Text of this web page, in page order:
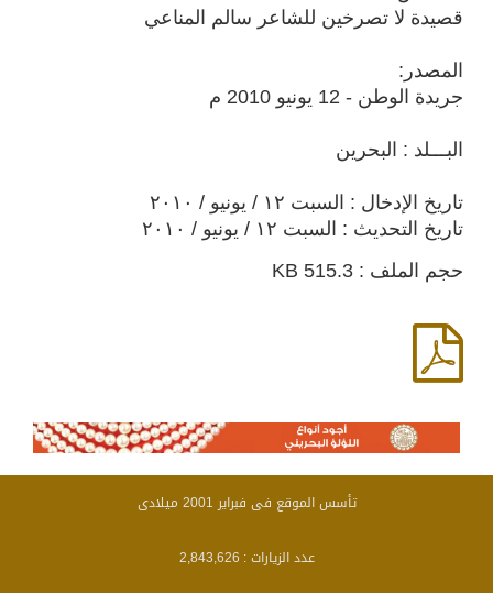
قصيدة لا تصرخين للشاعر سالم المناعي
المصدر:
جريدة الوطن - 12 يونيو 2010 م
البـــلد : البحرين
تاريخ الإدخال : السبت ١٢ / يونيو / ٢٠١٠
تاريخ التحديث : السبت ١٢ / يونيو / ٢٠١٠
حجم الملف : 515.3 KB
تأسس الموقع فى فبراير 2001 ميلادى
عدد الزيارات : 2,843,626